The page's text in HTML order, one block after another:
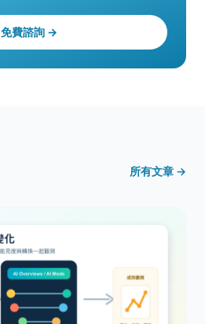
免費諮詢 →
所有文章 →